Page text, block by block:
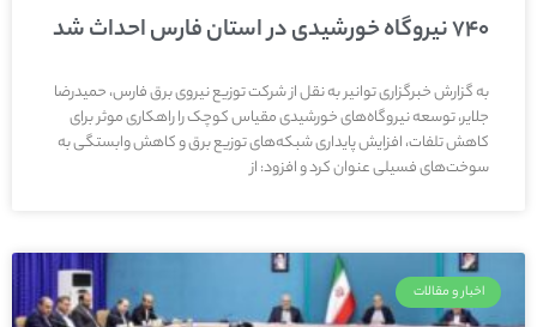
۷۴۰ نیروگاه خورشیدی در استان فارس احداث شد
به گزارش خبرگزاری توانیر به نقل از شرکت توزیع نیروی برق فارس، حمیدرضا
جلایر، توسعه نیروگاه‌های خورشیدی مقیاس کوچک را راهکاری موثر برای
کاهش تلفات، افزایش پایداری شبکه‌های توزیع برق و کاهش وابستگی به
سوخت‌های فسیلی عنوان کرد و افزود: از
اخبار و مقالات